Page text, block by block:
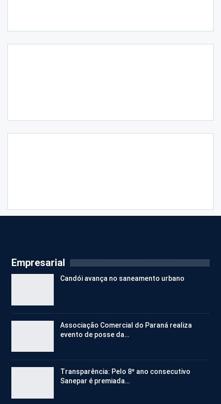
Empresarial
Candói avança no saneamento urbano
Associação Comercial do Paraná realiza
evento de posse da…
Transparência: Pelo 8º ano consecutivo
Sanepar é premiada…